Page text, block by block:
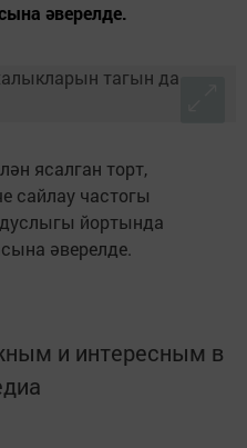
әверелде.
ясалган торт,
сайлау частогы
йортында
әверелде.
и интересным в